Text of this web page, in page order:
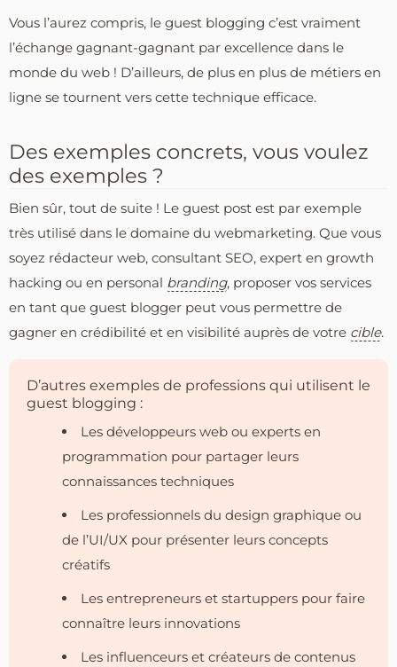
Vous l’aurez compris, le guest blogging c’est vraiment
l’échange gagnant-gagnant par excellence dans le
monde du web ! D’ailleurs, de plus en plus de métiers en
ligne se tournent vers cette technique efficace.
Des exemples concrets, vous voulez
des exemples ?
Bien sûr, tout de suite ! Le guest post est par exemple
très utilisé dans le domaine du webmarketing. Que vous
soyez rédacteur web, consultant SEO, expert en growth
hacking ou en personal branding, proposer vos services
en tant que guest blogger peut vous permettre de
gagner en crédibilité et en visibilité auprès de votre cible.
D’autres exemples de professions qui utilisent le
guest blogging :
Les développeurs web ou experts en
programmation pour partager leurs
connaissances techniques
Les professionnels du design graphique ou
de l’UI/UX pour présenter leurs concepts
créatifs
Les entrepreneurs et startuppers pour faire
connaître leurs innovations
Les influenceurs et créateurs de contenus